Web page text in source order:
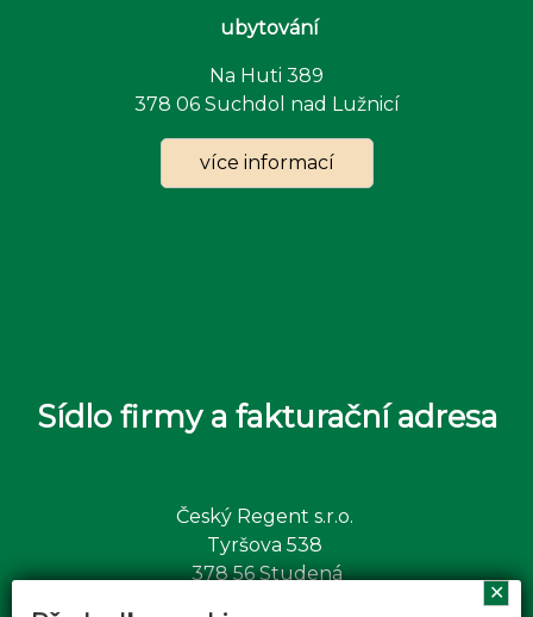
ubytování
Na Huti 389
378 06 Suchdol nad Lužnicí
více informací
Sídlo firmy a fakturační adresa
Český Regent s.r.o.
Tyršova 538
378 56 Studená
✕